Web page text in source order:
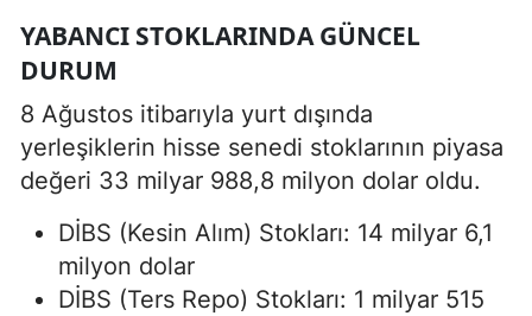
YABANCI STOKLARINDA GÜNCEL
DURUM
8 Ağustos itibarıyla yurt dışında
yerleşiklerin hisse senedi stoklarının piyasa
değeri 33 milyar 988,8 milyon dolar oldu.
DİBS (Kesin Alım) Stokları: 14 milyar 6,1
milyon dolar
DİBS (Ters Repo) Stokları: 1 milyar 515